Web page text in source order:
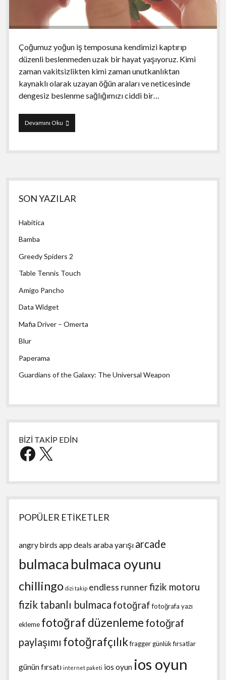
Çoğumuz yoğun iş temposuna kendimizi kaptırıp
düzenli beslenmeden uzak bir hayat yaşıyoruz. Kimi
zaman vakitsizlikten kimi zaman unutkanlıktan
kaynaklı olarak uzayan öğün araları ve neticesinde
dengesiz beslenme sağlığımızı ciddi bir…
Devamını OkuDiyetisyen
Yan
Menü
SON YAZILAR
Habitica
Bamba
Greedy Spiders 2
Table Tennis Touch
Amigo Pancho
Data Widget
Mafia Driver – Omerta
Blur
Paperama
Guardians of the Galaxy: The Universal Weapon
BİZİ TAKİP EDİN
Facebook
X
POPÜLER ETİKETLER
angry birds app deals araba yarışı arcade
bulmaca bulmaca oyunu
chillingo dizi takip endless runnerfizik motoru
fizik tabanlı bulmaca fotoğraf fotoğrafa yazı
ekleme fotoğraf düzenleme fotoğraf
paylaşımı fotoğrafçılıkfraggergünlük fırsatlar
günün fırsatı internet paketi ios oyun ios oyun